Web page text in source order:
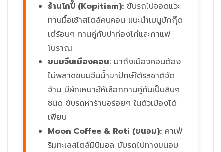
ร้านโกปี๊ (Kopitiam): ขับรถไปจอดแวะ
ทานมื้อเช้าสไตล์คนคอน แนะนำเมนูบักกุ๊ด
เต๋ร้อนๆ ทานคู่กับปาท่องโก๋และกาแฟ
โบราณ
ขนมจีนเมืองคอน: มาถึงเมืองคอนต้อง
ไม่พลาดขนมจีนน้ำยาปักษ์ใต้รสชาติจัด
จ้าน มีผักเหนาะให้เลือกทานคู่กันเป็นสิบๆ
ชนิด ขับรถหาร้านอร่อยๆ ในตัวเมืองได้
เพียบ
Moon Coffee & Roti (ขนอม): คาเฟ่
ริมทะเลสไตล์มินิมอล ขับรถไปทางขนอม